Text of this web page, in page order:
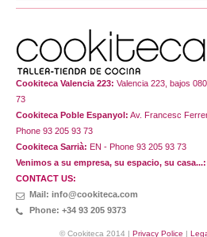
Legumbres
Postres en vaso
Mousses
Cremas
*
Cookiteca Valencia 223: Valencia 223, bajos
73
Cookiteca Poble Espanyol: Av. Francesc
Phone 93 205 93 73
Cookiteca Sarrià: EN - Phone 93 205 93 73
Venimos a su empresa, su espacio, su casa...:
CONTACT US:
Mail: info@cookiteca.com
Phone: +34 93 205 9373
© Cookiteca 2014 | Privacy Police |